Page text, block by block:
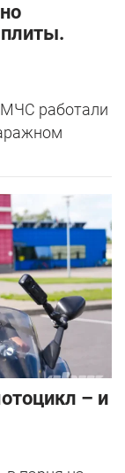
МЧС работали
– и